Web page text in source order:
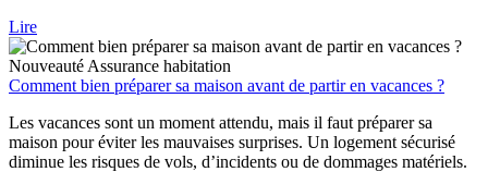
Lire
Nouveauté Assurance habitation
Comment bien préparer sa maison avant de partir en vacances ?
Les vacances sont un moment attendu, mais il faut préparer sa
maison pour éviter les mauvaises surprises. Un logement sécurisé
diminue les risques de vols, d’incidents ou de dommages matériels.